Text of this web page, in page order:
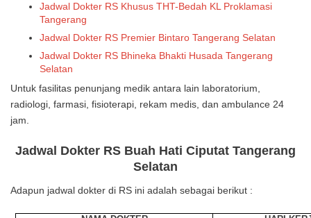
Jadwal Dokter RS Khusus THT-Bedah KL Proklamasi
Tangerang
Jadwal Dokter RS Premier Bintaro Tangerang Selatan
Jadwal Dokter RS Bhineka Bhakti Husada Tangerang
Selatan
Untuk fasilitas penunjang medik antara lain laboratorium,
radiologi, farmasi, fisioterapi, rekam medis, dan ambulance 24
jam.
Jadwal Dokter RS Buah Hati Ciputat Tangerang
Selatan
Adapun jadwal dokter di RS ini adalah sebagai berikut :